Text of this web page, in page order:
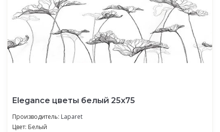
Elegance цветы белый 25х75
Производитель: Laparet
Цвет: Белый